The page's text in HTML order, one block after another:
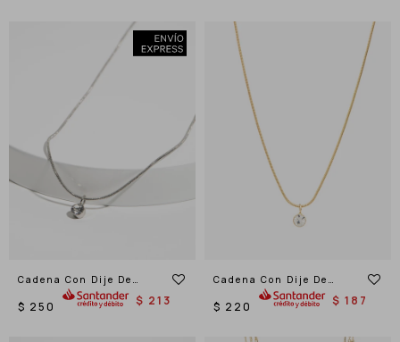
Cadena Con Dije De
$ 250 $ 213
Cadena Con Dije De
$ 220 $ 187